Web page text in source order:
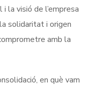
la visió de l’empresa
solidaritat i origen
amb la
en què vam